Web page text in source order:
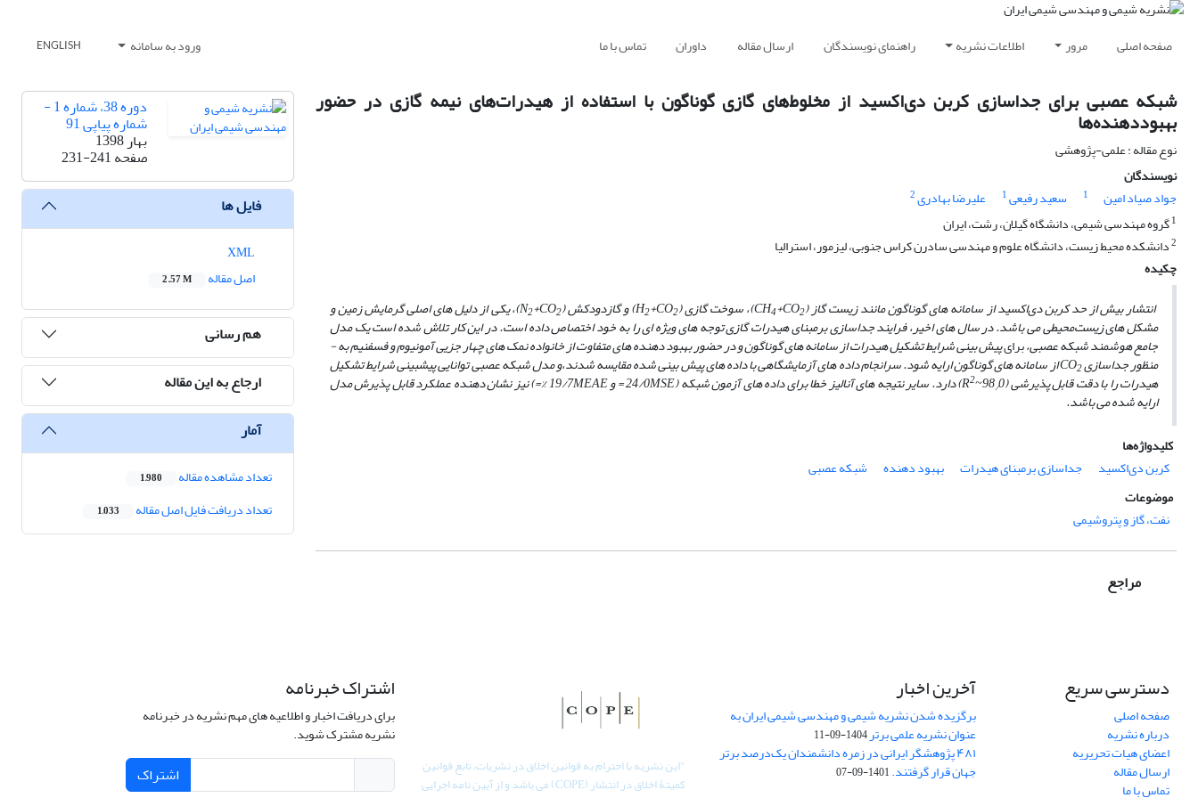
صفحه اصلی مرور اطلاعات نشریه راهنمای نویسندگان ارسال مقاله داوران تماس با ما ورود به سامانه ENGLISH
شبکه عصبی برای جداسازی کربن دی‌اکسید از مخلوط‌های گازی گوناگون با استفاده از هیدرات‌های نیمه گازی در حضور
بهبوددهنده‌ها
نوع مقاله : علمی-پژوهشی
نویسندگان
جواد صیاد امین
1 سعید رفیعی1 علیرضا بهادری2
1گروه مهندسی شیمی، دانشگاه گیلان، رشت، ایران
2دانشکده محیط زیست، دانشگاه علوم و مهندسی سادرن کراس جنوبی، لیزمور، استرالیا
چکیده
انتشار بیش از حد کربن دی‌اکسید از سامانه­ های گوناگون مانند زیست­ گاز (CH
4+CO2 )، سوخت گازی (H 2+CO2 ) و گازدودکش (N 2+CO2 )، یکی از دلیل­ های اصلی گرمایش زمین و
مشکل­ های زیست‌محیطی می­ باشد. در سال­ های اخیر، فرایند جداسازی برمبنای هیدرات گازی توجه­ های ویژه ­ای را به خود اختصاص داده است. در این کار تلاش شده است یک مدل
جامع هوشمند شبکه عصبی،برایپیش­ بینی شرایط تشکیل هیدرات از سامانه­ هایگوناگون و در حضور بهبود دهنده­ های متفاوت از خانواده نمک ­های چهار جزیی آمونیوم و فسفنیم به ­
منظور جداسازی CO2 از سامانه­ های گوناگون ارایه شود. سرانجام داده­ های آزمایشگاهی با داده­ های پیش ­بینی شده مقایسه شدند،و مدل شبکه عصبی توانایی پیش­بینی شرایط تشکیل
هیدرات را با دقت قابل پذیرشی (98 /0~R
2 ) دارد. سایر نتیجه­ های آنالیز خطا برای داده­ های آزمون شبکه (24/0MSE = و 19/7MEAE %=) نیز نشان­ دهنده عملکرد قابل پذیرش مدل
ارایه شده می­ باشد.
کلیدواژه‌ها
کربن دی‌اکسید
جداسازی برمبنای هیدرات بهبود دهنده
شبکه عصبی
موضوعات
نفت، گاز و پتروشیمی
مراجع
دوره 38، شماره 1 -
شماره پیاپی 91
بهار 1398
صفحه231-241
فایل ها
اصل مقاله
2.57 M
هم رسانی
ارجاع به این مقاله
آمار
تعداد مشاهده مقاله 1,980
تعداد دریافت فایل اصل مقاله 1,033
دسترسی سریع
صفحه اصلی
درباره نشریه
اعضای هیات تحریریه
ارسال مقاله
تماس با ما
آخرین اخبار
برگزیده شدن نشریه شیمی و مهندسی شیمی ایران به
عنوان نشریه علمی برتر1404-09-11
۴۸۱ پژوهشگر ایرانی در زمره دانشمندان یک‌درصد برتر
جهان قرار گرفتند.1401-09-07
"این نشریه با احترام به قوانین اخلاق در نشریات، تابع قوانین
کمیتۀ اخلاق در انتشار (COPE) می باشد و از آیین نامه اجرایی
اشتراک خبرنامه
برای دریافت اخبار و اطلاعیه های مهم نشریه در خبرنامه
نشریه مشترک شوید.
اشتراک